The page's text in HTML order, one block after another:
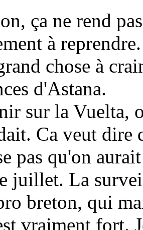
ça ne rend
à
chose à
d'Astana.
sur la Vuelta,
Ca veut
pas qu'on
juillet. La
breton, qui
vraiment fort.